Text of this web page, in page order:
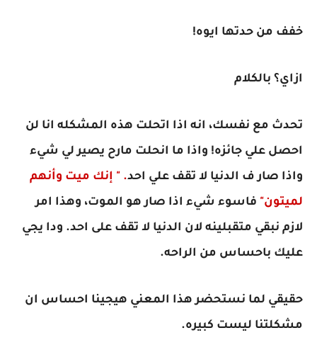
خفف من حدتها ايوه!
ازاي؟ بالكلام
تحدث مع نفسك، انه اذا اتحلت هذه المشكله انا لن
احصل علي جائزه! واذا ما انحلت مارح يصير لي شيء
واذا صار ف الدنيا لا تقف علي احد. " إنك ميت وأنهم
لميتون" فاسوء شيء اذا صار هو الموت، وهذا امر
لازم نبقي متقبلينه لان الدنيا لا تقف على احد. ودا يجي
عليك باحساس من الراحه.
حقيقي لما نستحضر هذا المعني هيجينا احساس ان
مشكلتنا ليست كبيره.